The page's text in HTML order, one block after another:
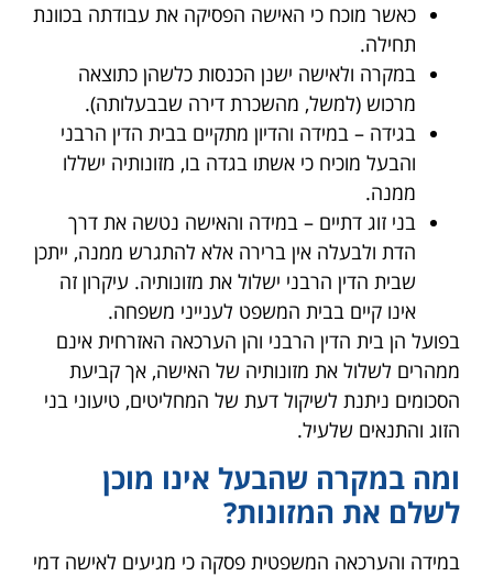
כאשר מוכח כי האישה הפסיקה את עבודתה בכוונת
תחילה.
במקרה ולאישה ישנן הכנסות כלשהן כתוצאה
מרכוש (למשל, מהשכרת דירה שבבעלותה).
בגידה – במידה והדיון מתקיים בבית הדין הרבני
והבעל מוכיח כי אשתו בגדה בו, מזונותיה ישללו
ממנה.
בני זוג דתיים – במידה והאישה נטשה את דרך
הדת ולבעלה אין ברירה אלא להתגרש ממנה, ייתכן
שבית הדין הרבני ישלול את מזונותיה. עיקרון זה
אינו קיים בבית המשפט לענייני משפחה.
בפועל הן בית הדין הרבני והן הערכאה האזרחית אינם
ממהרים לשלול את מזונותיה של האישה, אך קביעת
הסכומים ניתנת לשיקול דעת של המחליטים, טיעוני בני
הזוג והתנאים שלעיל.
ומה במקרה שהבעל אינו מוכן
לשלם את המזונות?
במידה והערכאה המשפטית פסקה כי מגיעים לאישה דמי